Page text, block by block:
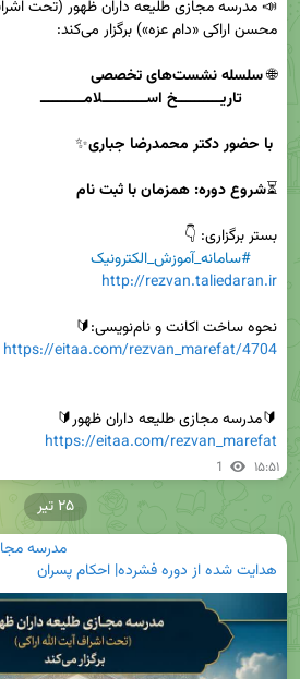
🌐
با حضور دکتر محمدرضا جباری
⏳شروع دوره: همزمان با ثبت نام
#سامانه_آموزش_الکترونیک
http://rezvan.taliedaran.ir
نحوه ساخت اکانت و نام‌نویسی:🔰
https://eitaa.com/rezvan_marefat/4704
🔰مدرسه مجازی طلیعه داران ظهور🔰
https://eitaa.com/rezvan_marefat
1 ۱۵:۵۱
مدرسه
هدایت شده از دوره فشرده| احکام پسران
۲۵ تیر